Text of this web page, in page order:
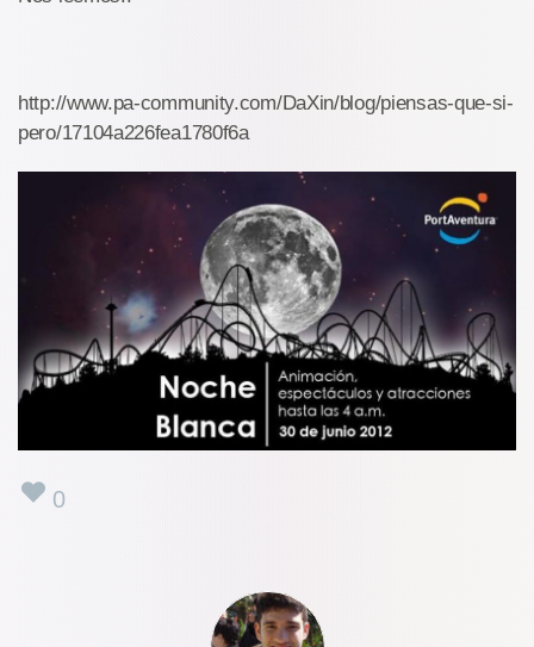
http://www.pa-community.com/DaXin/blog/piensas-que-si-
pero/17104a226fea1780f6a
0